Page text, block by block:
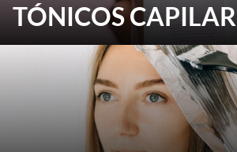
TÓNICOS